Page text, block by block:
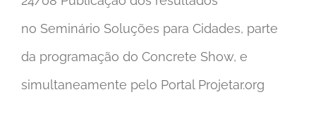
no Seminário Soluções para Cidades, parte
da programação do Concrete Show, e
simultaneamente pelo Portal Projetar.org